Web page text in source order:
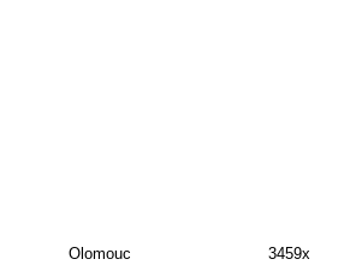
Olomouc
3459x